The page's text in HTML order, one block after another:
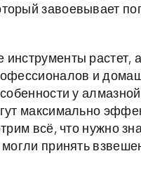
завоевывает
растет,
и
у
максимально
всё, что нужно
принять